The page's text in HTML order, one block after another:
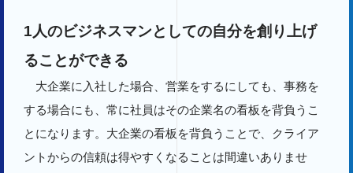
1人のビジネスマンとしての自分を創り上げ
ることができる
大企業に入社した場合、営業をするにしても、事務を
する場合にも、常に社員はその企業名の看板を背負うこ
とになります。大企業の看板を背負うことで、クライア
ントからの信頼は得やすくなることは間違いありませ